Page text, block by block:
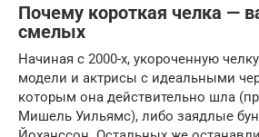
Почему короткая челка —
смелых
Начиная с 2000-х, укороченную
модели и актрисы с идеальными
которым она действительно шла
Мишель Уильямс), либо заядлые